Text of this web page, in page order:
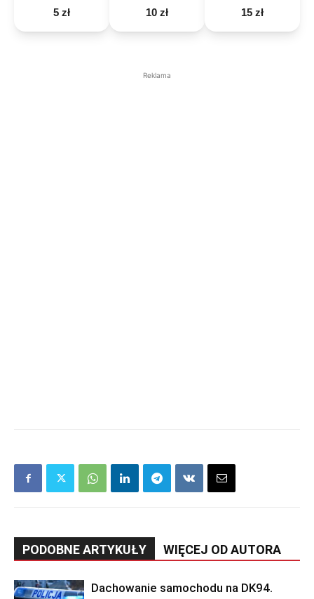
5 zł 10 zł 15 zł
Reklama
PODOBNE ARTYKUŁY WIĘCEJ OD AUTORA
Dachowanie samochodu na DK94.